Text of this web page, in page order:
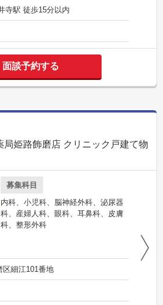
寺駅 徒歩15分以内
面談予約する
局姫路飾磨店 クリニック戸建て物
募集科目
内科、小児科、脳神経外科、泌尿器
科、産婦人科、眼科、耳鼻科、皮膚
科、整形外科
区細江101番地